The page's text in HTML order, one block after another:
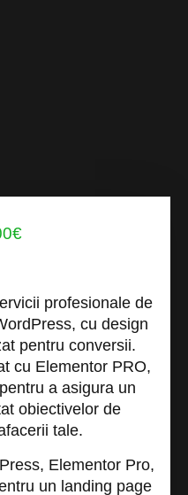
€
profesionale de
, cu design
pentru conversii.
cu Elementor PRO,
a asigura un
obiectivelor de
tale.
Elementor Pro,
un landing page